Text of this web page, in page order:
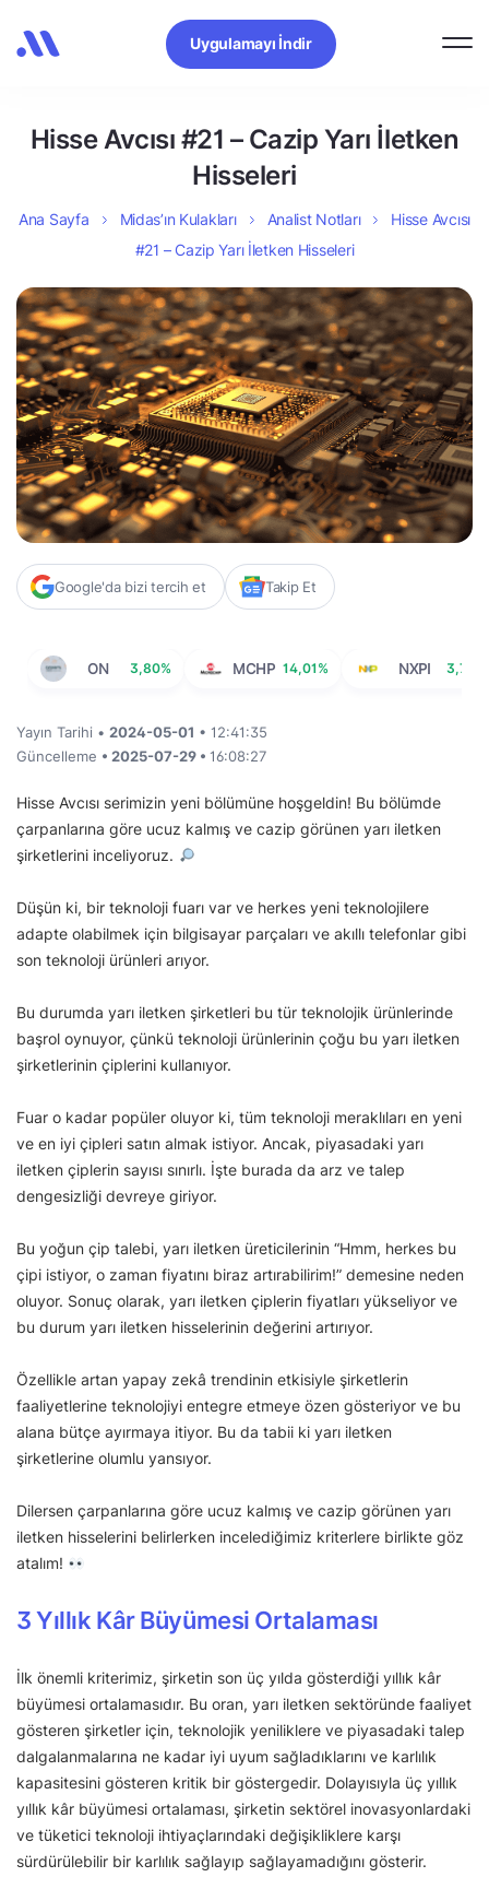
Uygulamayı İndir
Hisse Avcısı #21 – Cazip Yarı İletken
Hisseleri
Ana Sayfa Midas’ın Kulakları Analist Notları
Hisse Avcısı
#21 – Cazip Yarı İletken Hisseleri
Google'da bizi tercih et Takip Et
ON 3,80% MCHP 14,01% NXPI 3,76%
Yayın Tarihi • 2024-05-01 • 12:41:35
Güncelleme • 2025-07-29 • 16:08:27
Hisse Avcısı serimizin yeni bölümüne hoşgeldin! Bu bölümde
çarpanlarına göre ucuz kalmış ve cazip görünen yarı iletken
şirketlerini inceliyoruz.
Düşün ki, bir teknoloji fuarı var ve herkes yeni teknolojilere
adapte olabilmek için bilgisayar parçaları ve akıllı telefonlar gibi
son teknoloji ürünleri arıyor.
Bu durumda yarı iletken şirketleri bu tür teknolojik ürünlerinde
başrol oynuyor, çünkü teknoloji ürünlerinin çoğu bu yarı iletken
şirketlerinin çiplerini kullanıyor.
Fuar o kadar popüler oluyor ki, tüm teknoloji meraklıları en yeni
ve en iyi çipleri satın almak istiyor. Ancak, piyasadaki yarı
iletken çiplerin sayısı sınırlı. İşte burada da arz ve talep
dengesizliği devreye giriyor.
Bu yoğun çip talebi, yarı iletken üreticilerinin “Hmm, herkes bu
çipi istiyor, o zaman fiyatını biraz artırabilirim!” demesine neden
oluyor. Sonuç olarak, yarı iletken çiplerin fiyatları yükseliyor ve
bu durum yarı iletken hisselerinin değerini artırıyor.
Özellikle artan yapay zekâ trendinin etkisiyle şirketlerin
faaliyetlerine teknolojiyi entegre etmeye özen gösteriyor ve bu
alana bütçe ayırmaya itiyor. Bu da tabii ki yarı iletken
şirketlerine olumlu yansıyor.
Dilersen çarpanlarına göre ucuz kalmış ve cazip görünen yarı
iletken hisselerini belirlerken incelediğimiz kriterlere birlikte göz
atalım!
3 Yıllık Kâr Büyümesi Ortalaması
İlk önemli kriterimiz, şirketin son üç yılda gösterdiği yıllık kâr
büyümesi ortalamasıdır. Bu oran, yarı iletken sektöründe faaliyet
gösteren şirketler için, teknolojik yeniliklere ve piyasadaki talep
dalgalanmalarına ne kadar iyi uyum sağladıklarını ve karlılık
kapasitesini gösteren kritik bir göstergedir. Dolayısıyla üç yıllık
yıllık kâr büyümesi ortalaması, şirketin sektörel inovasyonlardaki
ve tüketici teknoloji ihtiyaçlarındaki değişikliklere karşı
sürdürülebilir bir karlılık sağlayıp sağlayamadığını gösterir.